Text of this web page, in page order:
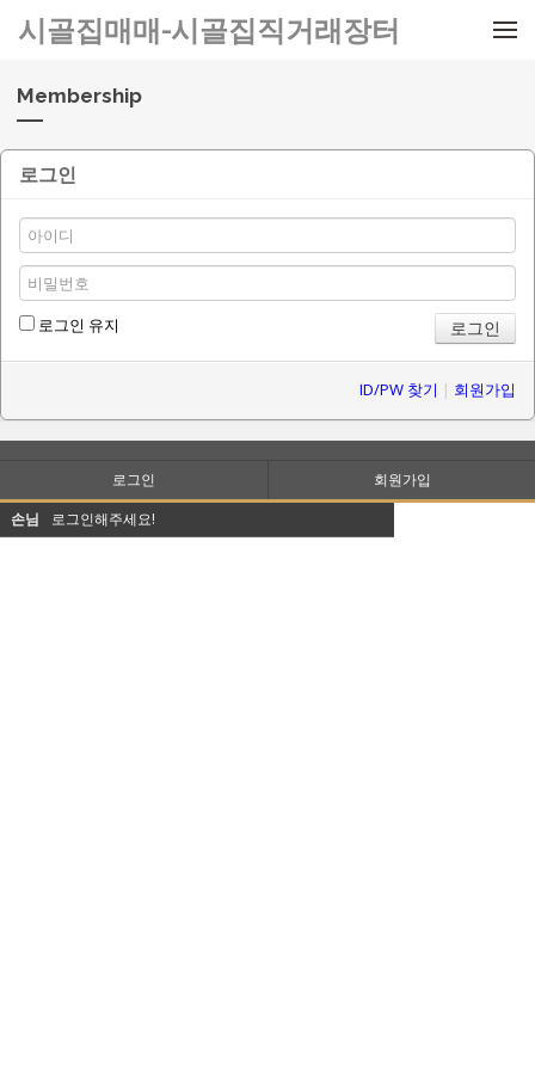
메뉴 건너뛰기
시골집매매-시골집직거래장터
Membership
로그인
로그인 유지
ID/PW 찾기 | 회원가입
로그인
회원가입
손님
로그인해주세요!